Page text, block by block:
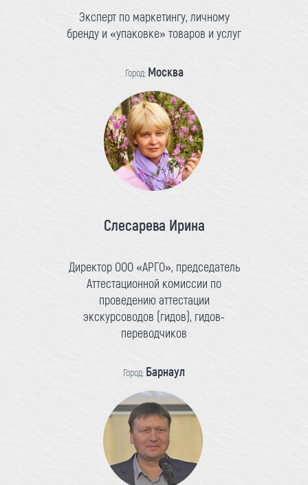
Эксперт по маркетингу, личному
бренду и «упаковке» товаров и услуг
Город: Москва
Слесарева Ирина
Директор ООО «АРГО», председатель
Аттестационной комиссии по
проведению аттестации
экскурсоводов (гидов), гидов-
переводчиков
Город: Барнаул